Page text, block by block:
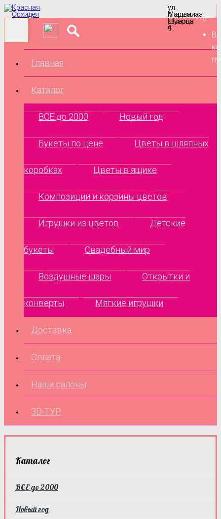
ул.
Маршала
Жукова
9
ул.
Академика
Шварца
4
0
В
Главная
Каталог
ВСЕ до 2000 Новый год
Букеты по цене Цветы в шляпных
коробках Цветы в ящике
Композиции и корзины цветов
Игрушки из цветов Детские
букеты Свадебный мир
Воздушные шары Открытки и
конверты Мягкие игрушки
Доставка
Оплата
Наши салоны
3D-ТУР
Каталог
ВСЕ до 2000
Новый год